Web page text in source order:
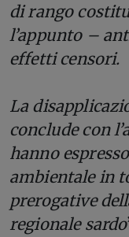
di rango
l’appunto –
effetti censori.
La
conclude con
hanno
ambientale in
prerogative
regionale sardo